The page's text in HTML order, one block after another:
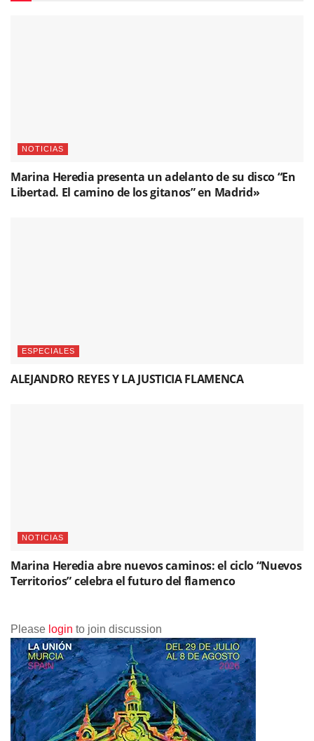
NOTICIAS
Marina Heredia presenta un adelanto de su disco “En
Libertad. El camino de los gitanos” en Madrid»
ESPECIALES
ALEJANDRO REYES Y LA JUSTICIA FLAMENCA
NOTICIAS
Marina Heredia abre nuevos caminos: el ciclo “Nuevos
Territorios” celebra el futuro del flamenco
Please login to join discussion